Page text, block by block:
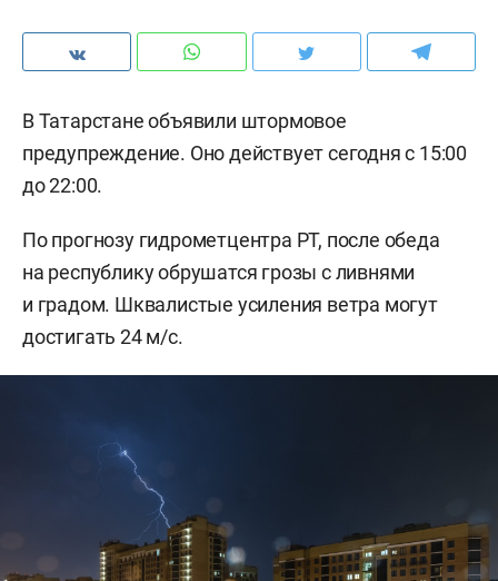
В Татарстане объявили штормовое
предупреждение. Оно действует сегодня с 15:00
до 22:00.
По прогнозу гидрометцентра РТ, после обеда
на республику обрушатся грозы с ливнями
и градом. Шквалистые усиления ветра могут
достигать 24 м/с.